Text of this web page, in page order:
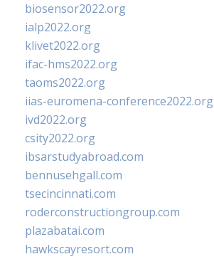
biosensor2022.org
ialp2022.org
klivet2022.org
ifac-hms2022.org
taoms2022.org
iias-euromena-conference2022.org
ivd2022.org
csity2022.org
ibsarstudyabroad.com
bennusehgall.com
tsecincinnati.com
roderconstructiongroup.com
plazabatai.com
hawkscayresort.com